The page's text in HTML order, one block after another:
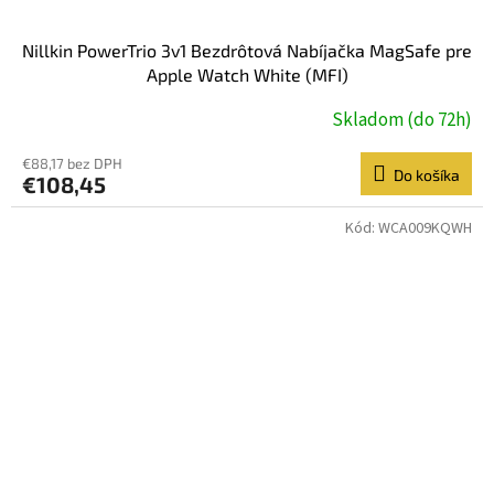
Nillkin PowerTrio 3v1 Bezdrôtová Nabíjačka MagSafe pre
Apple Watch White (MFI)
Skladom (do 72h)
€88,17 bez DPH
€108,45 Do košíka
Kód: WCA009KQWH